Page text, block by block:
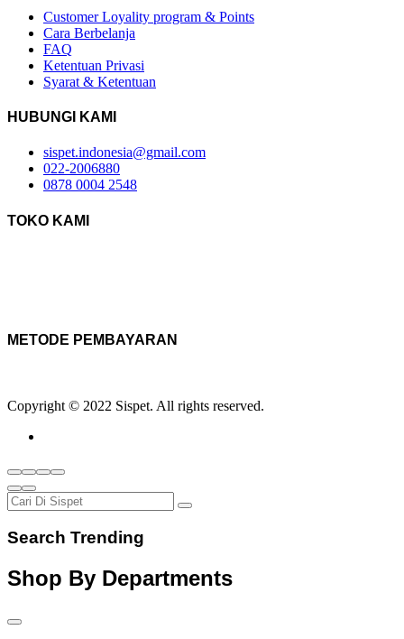
Customer Loyality program & Points
Cara Berbelanja
FAQ
Ketentuan Privasi
Syarat & Ketentuan
HUBUNGI KAMI
sispet.indonesia@gmail.com
022-2006880
0878 0004 2548
TOKO KAMI
METODE PEMBAYARAN
Copyright © 2022 Sispet. All rights reserved.
Search Trending
Shop By Departments